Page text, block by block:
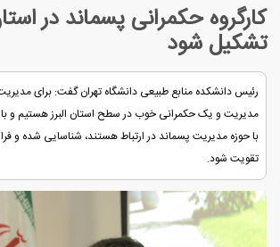
کارگروه حکمرانی پسماند در
تشکیل شود
رئیس دانشکده منابع طبیعی دانشگاه تهران گفت: برای
مدیریت و یک حکمرانی خوب در سطح استان البرز هستیم و
با حوزه مدیریت پسماند در ارتباط هستند، شناسایی شده و
تقویت شود.